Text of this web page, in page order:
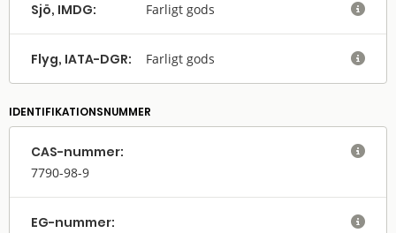
Sjö, IMDG: Farligt gods 
Flyg, IATA-DGR: Farligt gods 
IDENTIFIKATIONSNUMMER
CAS-nummer:
7790-98-9

EG-nummer: 